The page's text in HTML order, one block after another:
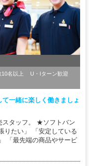
名以上
U・Iターン歓迎
一緒に楽しく働きましょ
スタッフ。 ★ソフトバン
りたい」 「安定している
「最先端の商品やサービ